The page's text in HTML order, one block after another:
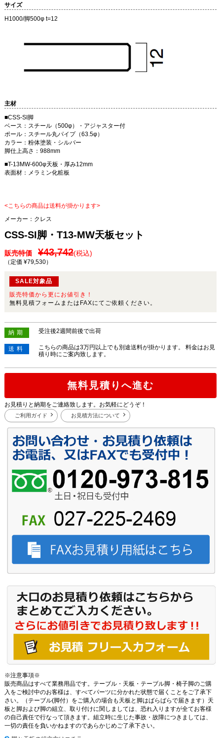
サイズ
H1000/脚500φ t=12
主材
■CSS-SI脚
ベース：スチール（500φ）・アジャスター付
ポール：スチール丸パイプ（63.5φ）
カラー：粉体塗装・シルバー
脚仕上高さ：988mm
■T-13MW-600φ天板・厚み12mm
表面材：メラミン化粧板
<こちらの商品は送料が掛かります>
メーカー： クレス
CSS-SI脚・T13-MW天板セット
販売特価 ¥43,742(税込)
（定価 ¥79,530）
SALE対象品
販売特価から更にお値引き！
無料見積フォームまたはFAXにてご依頼ください。
納期 受注後2週間前後で出荷
送料
こちらの商品は3万円以上でも別途送料が掛かります。 料金はお見
積り時にご案内致します。
無料見積りへ進む
お見積りと納期をご連絡致します。お気軽にどうぞ！
ご利用ガイド お見積方法について
※注意事項※
販売商品はすべて業務用品です。テーブル・天板・テーブル脚・椅子脚のご購
入をご検討中のお客様は、すべてパーツに分かれた状態で届くことをご了承下
さい。（テーブル(脚付）をご購入の場合も天板と脚はばらばらで届きます）天
板と脚および脚の組立、取り付けに関しましては、恐れ入りますが全てお客様
の自己責任で行なって頂きます。組立時に生じた事故・故障につきましては、
一切の責任を負いかねますのであらかじめご了承下さい。